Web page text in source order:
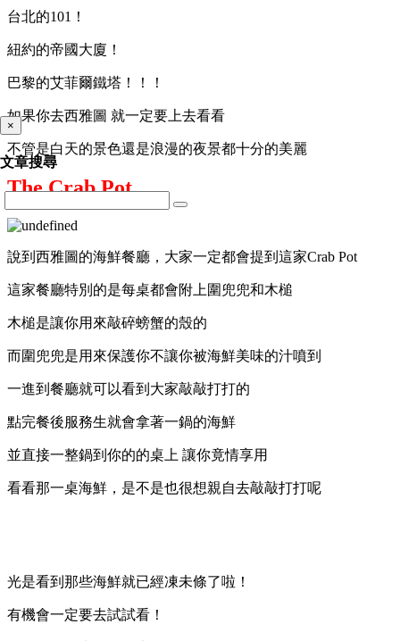
台北的101！
紐約的帝國大廈！
巴黎的艾菲爾鐵塔！！！
如果你去西雅圖 就一定要上去看看
不管是白天的景色還是浪漫的夜景都十分的美麗
The Crab Pot
說到西雅圖的海鮮餐廳，大家一定都會提到這家Crab Pot
這家餐廳特別的是每桌都會附上圍兜兜和木槌
木槌是讓你用來敲碎螃蟹的殼的
而圍兜兜是用來保護你不讓你被海鮮美味的汁噴到
一進到餐廳就可以看到大家敲敲打打的
點完餐後服務生就會拿著一鍋的海鮮
並直接一整鍋到你的的桌上 讓你竟情享用
看看那一桌海鮮，是不是也很想親自去敲敲打打呢
光是看到那些海鮮就已經凍未條了啦！
有機會一定要去試試看！
×
文章搜尋